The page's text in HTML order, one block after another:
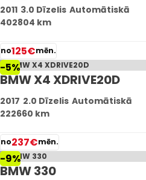
2011 3.0 Dīzelis Automātiskā
402804 km
no125€mēn.
-5%
BMW X4 XDRIVE20D
2017 2.0 Dīzelis Automātiskā
222660 km
no237€mēn.
-9%
BMW 330